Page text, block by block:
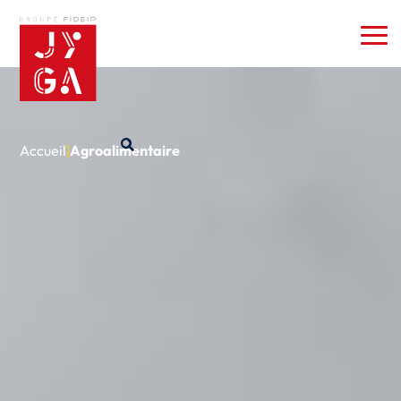
Accueil|Agroalimentaire